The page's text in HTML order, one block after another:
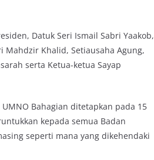
Datuk Seri Ismail Sabri Yaakob,
Mahdzir Khalid, Setiausaha Agung,
serta Ketua-ketua Sayap
Bahagian ditetapkan pada 15
kepada semua Badan
seperti mana yang dikehendaki